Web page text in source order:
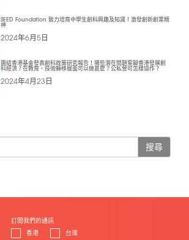
SEED Foundation 致力培育中學生創科興趣及知識！激發創新創業精
神
2024年6月5日
團結香港基金發表創科政策研究報告！哪些潛在問題窒礙香港發展創
科經濟？在教育、技術轉移層面可以做甚麼？公私營可怎樣協作？
2024年4月23日
搜尋
訂閱我們的通訊
香港
台灣